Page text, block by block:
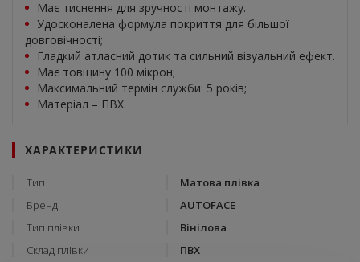
Має тиснення для зручності монтажу.
Удосконалена формула покриття для більшої
довговічності;
Гладкий атласний дотик та сильний візуальний ефект.
Має товщину 100 мікрон;
Максимальний термін служби: 5 років;
Матеріал – ПВХ.
ХАРАКТЕРИСТИКИ
Тип
Матова плівка
Бренд
AUTOFACE
Тип плівки
Вінілова
Склад плівки
ПВХ